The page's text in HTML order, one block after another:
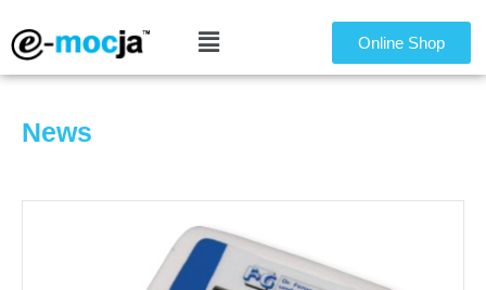
Online Shop
News